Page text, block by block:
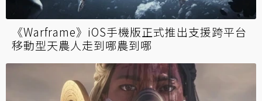
《Warframe》iOS手機版正式推出支援跨平台
移動型天農人走到哪農到哪